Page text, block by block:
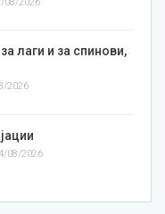
лаги и за спинови,
2026
08/2026